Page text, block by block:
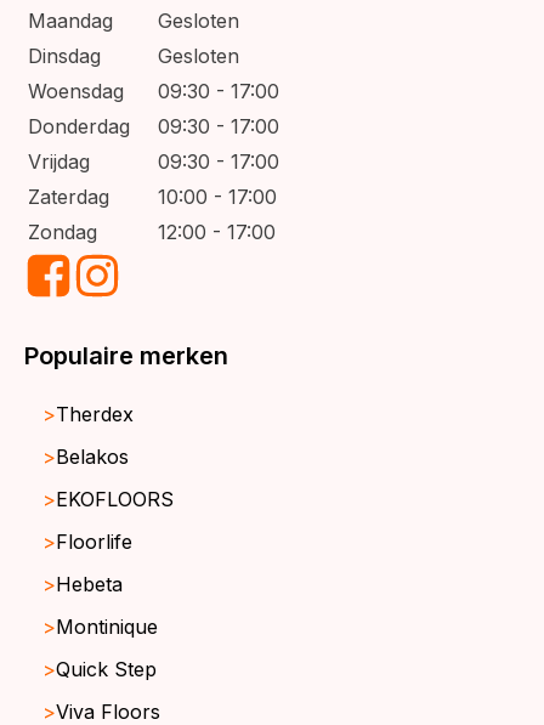
Maandag
Gesloten
Dinsdag
Gesloten
Woensdag
09:30 - 17:00
Donderdag
09:30 - 17:00
Vrijdag
09:30 - 17:00
Zaterdag
10:00 - 17:00
Zondag
12:00 - 17:00
Populaire merken
Therdex
Belakos
EKOFLOORS
Floorlife
Hebeta
Montinique
Quick Step
Viva Floors